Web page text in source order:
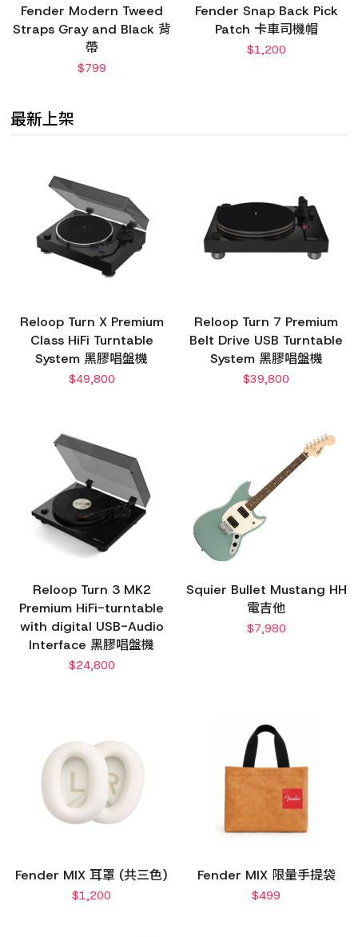
Fender Modern Tweed
Straps Gray and Black 背
帶
$799
Fender Snap Back Pick
Patch 卡車司機帽
$1,200
最新上架
Reloop Turn X Premium
Class HiFi Turntable
System 黑膠唱盤機
$49,800
Reloop Turn 7 Premium
Belt Drive USB Turntable
System 黑膠唱盤機
$39,800
Reloop Turn 3 MK2
Premium HiFi-turntable
with digital USB-Audio
Interface 黑膠唱盤機
$24,800
Squier Bullet Mustang HH
電吉他
$7,980
Fender MIX 耳罩 (共三色)
$1,200
Fender MIX 限量手提袋
$499